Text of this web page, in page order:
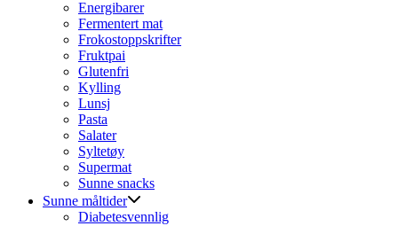
Energibarer
Fermentert mat
Frokostoppskrifter
Fruktpai
Glutenfri
Kylling
Lunsj
Pasta
Salater
Syltetøy
Supermat
Sunne snacks
Sunne måltider
Diabetesvennlig